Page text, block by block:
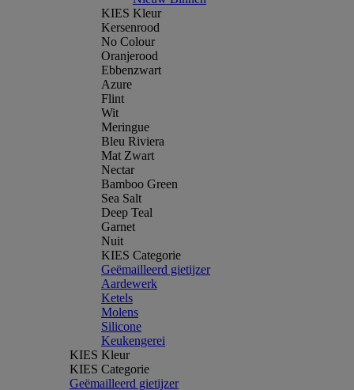
KIES Kleur
Kersenrood
No Colour
Oranjerood
Ebbenzwart
Azure
Flint
Wit
Meringue
Bleu Riviera
Mat Zwart
Nectar
Bamboo Green
Sea Salt
Deep Teal
Garnet
Nuit
KIES Categorie
Geëmailleerd gietijzer
Aardewerk
Ketels
Molens
Silicone
Keukengerei
KIES Kleur
KIES Categorie
Geëmailleerd gietijzer